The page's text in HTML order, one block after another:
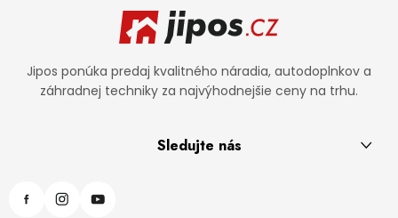
Jipos ponúka predaj kvalitného náradia, autodoplnkov a
záhradnej techniky za najvýhodnejšie ceny na trhu.
Sledujte nás